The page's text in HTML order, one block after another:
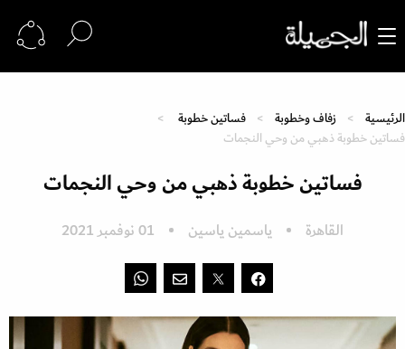
الرئيسية زفاف وخطوبة
فساتين خطوبة
فساتين خطوبة ذهبي من وحي النجمات
فساتين خطوبة ذهبي من وحي النجمات
القاهرة ياسمين ياسين 01 نوفمبر 2021